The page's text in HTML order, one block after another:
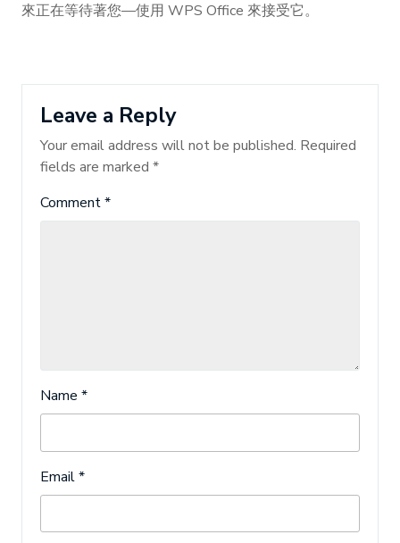
來正在等待著您—使用 WPS Office 來接受它。
Leave a Reply
Your email address will not be published. Required
fields are marked *
Comment*
Name *
Email*